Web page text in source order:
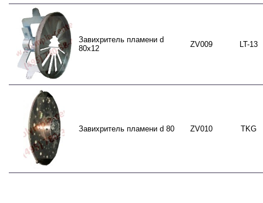
Завихритель пламени d
80x12
ZV009 LT-13
Завихритель пламени d 80 ZV010 TKG